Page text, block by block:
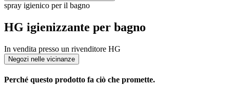
spray igienico per il bagno
HG igienizzante per bagno
In vendita presso un rivenditore HG
Negozi nelle vicinanze
Perché questo prodotto fa ciò che promette.